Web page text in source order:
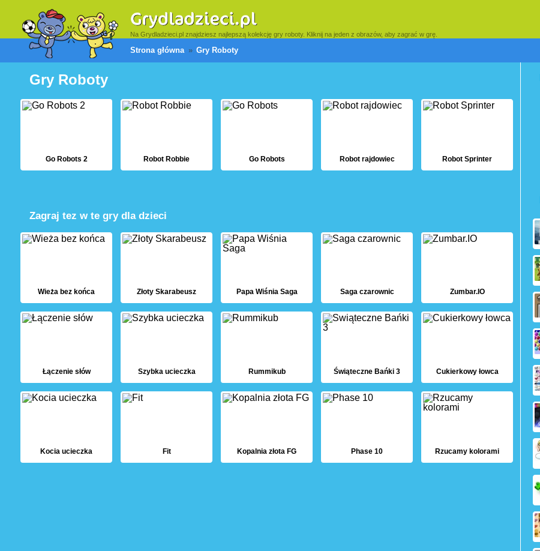
Na Grydladzieci.pl znajdziesz najlepszą kolekcję gry roboty. Kliknij na jeden z obrazów, aby zagrać w grę.
Strona główna Gry Roboty
Gry Roboty
Go Robots 2 Robot Robbie Go Robots Robot rajdowiec Robot Sprinter
Zagraj tez w te gry dla dzieci
Wieża bez końca Złoty Skarabeusz Papa Wiśnia Saga Saga czarownic Zumbar.IO
Łączenie słów Szybka ucieczka Rummikub Świąteczne Bańki 3 Cukierkowy łowca
Kocia ucieczka Fit Kopalnia złota FG Phase 10 Rzucamy kolorami